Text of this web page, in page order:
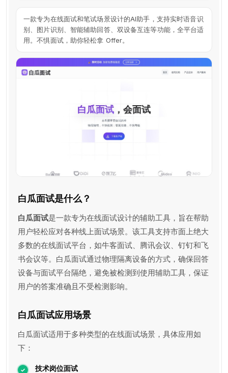
一款专为在线面试和笔试场景设计的AI助手，支持实时语音识
别、图片识别、智能辅助回答、双设备互连等功能，全平台适
用。不惧面试，助你轻松拿 Offer。
白瓜面试是什么？
白瓜面试是一款专为在线面试设计的辅助工具，旨在帮助
用户轻松应对各种线上面试场景。该工具支持市面上绝大
多数的在线面试平台，如牛客面试、腾讯会议、钉钉和飞
书会议等。白瓜面试通过物理隔离设备的方式，确保回答
设备与面试平台隔绝，避免被检测到使用辅助工具，保证
用户的答案准确且不受检测影响。
白瓜面试应用场景
白瓜面试适用于多种类型的在线面试场景，具体应用如
下：
技术岗位面试